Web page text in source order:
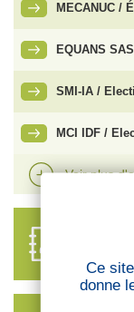
MECANUC /
EQUANS
SMI-IA /
MCI IDF /
Voir plus
Ce
donne